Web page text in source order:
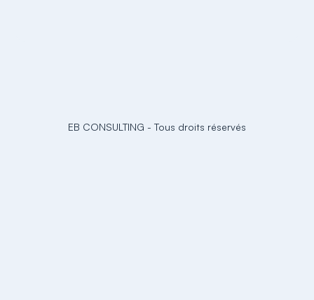
EB CONSULTING - Tous droits réservés